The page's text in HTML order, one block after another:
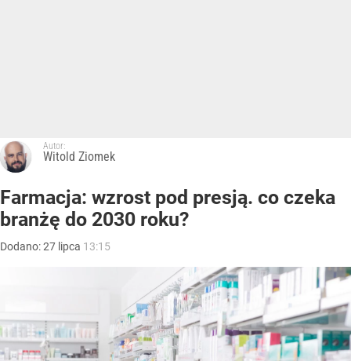
Autor:
Witold Ziomek
Farmacja: wzrost pod presją. co czeka
branżę do 2030 roku?
Dodano:27 lipca 13:15